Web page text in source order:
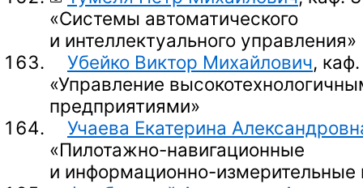
«Системы автоматического
и интеллектуального управления»
Убейко Виктор Михайлович,
«Управление
предприятиями»
Учаева Екатерина
«Пилотажно-навигационные
и информационно-измерительные